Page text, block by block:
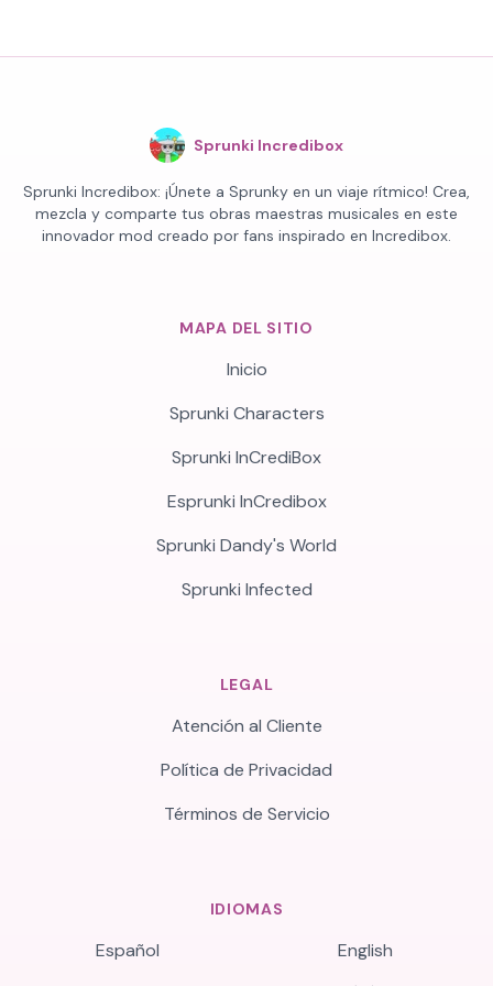
Sprunki Incredibox
Sprunki Incredibox: ¡Únete a Sprunky en un viaje rítmico! Crea,
mezcla y comparte tus obras maestras musicales en este
innovador mod creado por fans inspirado en Incredibox.
MAPA DEL SITIO
Inicio
Sprunki Characters
Sprunki InCrediBox
Esprunki InCredibox
Sprunki Dandy's World
Sprunki Infected
LEGAL
Atención al Cliente
Política de Privacidad
Términos de Servicio
IDIOMAS
Español
English